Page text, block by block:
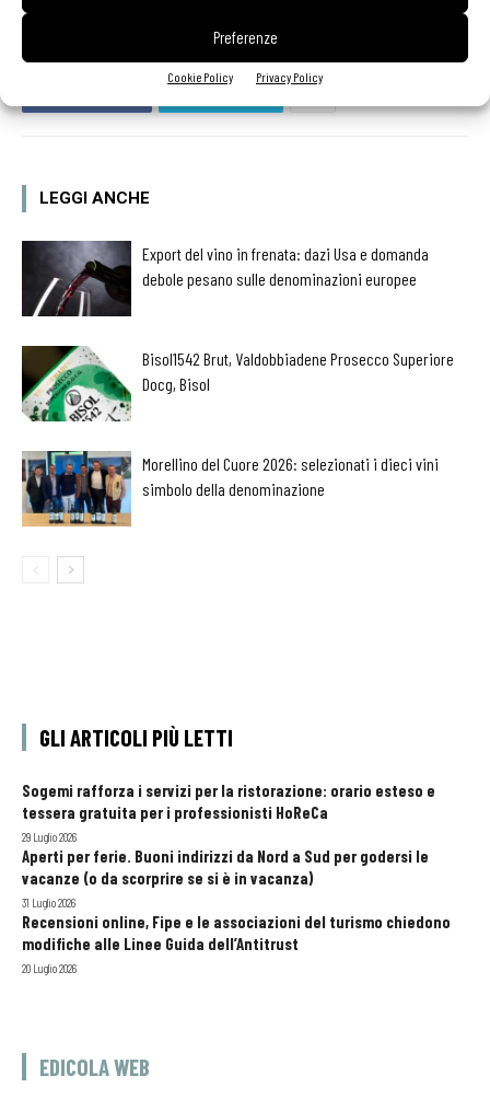
Preferenze
Cookie Policy Privacy Policy
LEGGI ANCHE
Export del vino in frenata: dazi Usa e domanda
debole pesano sulle denominazioni europee
Bisol1542 Brut, Valdobbiadene Prosecco Superiore
Docg, Bisol
Morellino del Cuore 2026: selezionati i dieci vini
simbolo della denominazione
GLI ARTICOLI PIÙ LETTI
Sogemi rafforza i servizi per la ristorazione: orario esteso e
tessera gratuita per i professionisti HoReCa
29 Luglio 2026
Aperti per ferie. Buoni indirizzi da Nord a Sud per godersi le
vacanze (o da scorprire se si è in vacanza)
31 Luglio 2026
Recensioni online, Fipe e le associazioni del turismo chiedono
modifiche alle Linee Guida dell’Antitrust
20 Luglio 2026
EDICOLA WEB